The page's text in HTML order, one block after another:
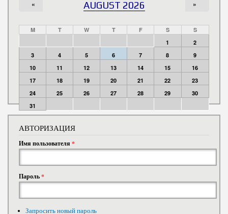
AUGUST 2026
« »
M T W T F S
S
1
2
3
4 5 6 7 8
9
10
11 12 13 14 15
16
17
18 19 20 21 22
23
24
25 26 27 28 29
30
31
АВТОРИЗАЦИЯ
Имя пользователя *
Пароль*
Запросить новый пароль